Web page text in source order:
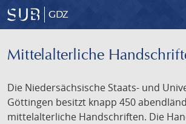
GDZ
Mittelalterliche
Die Niedersächsische Staats- und
Göttingen besitzt knapp 450
mittelalterliche Handschriften. Die